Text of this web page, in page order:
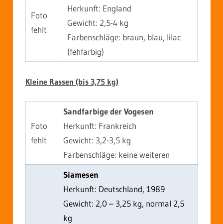
Foto
fehlt
Herkunft: England
Gewicht: 2,5-4 kg
Farbenschläge: braun, blau, lilac
(fehfarbig)
Kleine Rassen (bis 3,75 kg)
Foto
fehlt
Sandfarbige der Vogesen
Herkunft: Frankreich
Gewicht: 3,2-3,5 kg
Farbenschläge: keine weiteren
Siamesen
Herkunft: Deutschland, 1989
Gewicht: 2,0 – 3,25 kg, normal 2,5
kg